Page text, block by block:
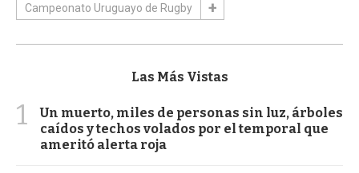
Campeonato Uruguayo de Rugby
Las Más Vistas
1
Un muerto, miles de personas sin luz, árboles
caídos y techos volados por el temporal que
ameritó alerta roja